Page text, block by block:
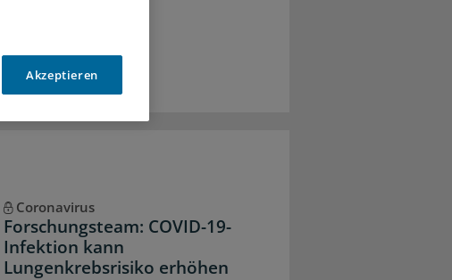
Coronavirus
Forschungsteam: COVID-19-
Infektion kann
Lungenkrebsrisiko erhöhen
Akzeptieren